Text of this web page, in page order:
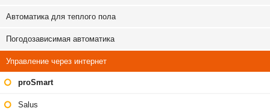
Автоматика для теплого пола
Погодозависимая автоматика
Управление через интернет
proSmart
Salus